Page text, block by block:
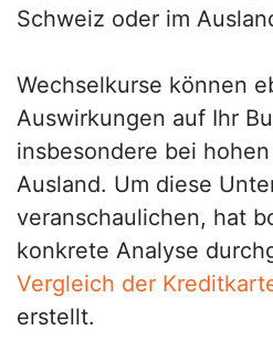
Schweiz oder im
Wechselkurse können
Auswirkungen auf Ihr
insbesondere bei
Ausland. Um diese
veranschaulichen, hat
konkrete Analyse
Vergleich der
erstellt.